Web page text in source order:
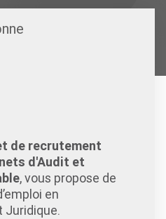
de recrutement
d'Audit et
, vous propose de
en
Juridique.